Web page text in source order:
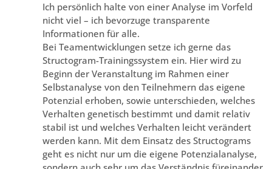
Ich persönlich halte von einer Analyse im Vorfeld
nicht viel – ich bevorzuge transparente
Informationen für alle.
Bei Teamentwicklungen setze ich gerne das
Structogram-Trainingssystem ein. Hier wird zu
Beginn der Veranstaltung im Rahmen einer
Selbstanalyse von den Teilnehmern das eigene
Potenzial erhoben, sowie unterschieden, welches
Verhalten genetisch bestimmt und damit relativ
stabil ist und welches Verhalten leicht verändert
werden kann. Mit dem Einsatz des Structograms
geht es nicht nur um die eigene Potenzialanalyse,